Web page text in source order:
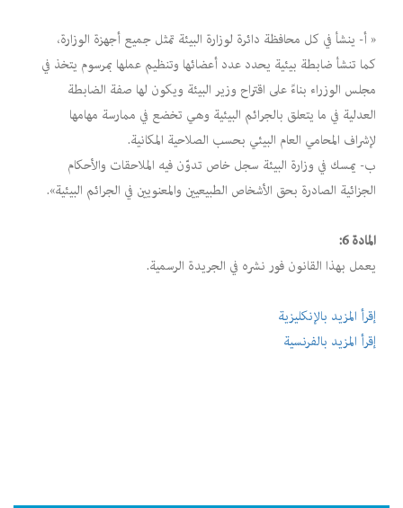
« أ- ينشأ في كل محافظة دائرة لوزارة البيئة تمثل جميع أجهزة الوزارة،
كما تنشأ ضابطة بيئية يحدد عدد أعضائها وتنظيم عملها بمرسوم يتخذ في
مجلس الوزراء بناءً على اقتراح وزير البيئة ويكون لها صفة الضابطة
العدلية في ما يتعلق بالجرائم البيئية وهي تخضع في ممارسة مهامها
لإشراف المحامي العام البيئي بحسب الصلاحية المكانية.
ب- يمسك في وزارة البيئة سجل خاص تدوّن فيه الملاحقات والأحكام
الجزائية الصادرة بحق الأشخاص الطبيعيين والمعنويين في الجرائم البيئية».
المادة 6:
يعمل بهذا القانون فور نشره في الجريدة الرسمية.
إقرأ المزيد بالإنكليزية
إقرأ المزيد بالفرنسية